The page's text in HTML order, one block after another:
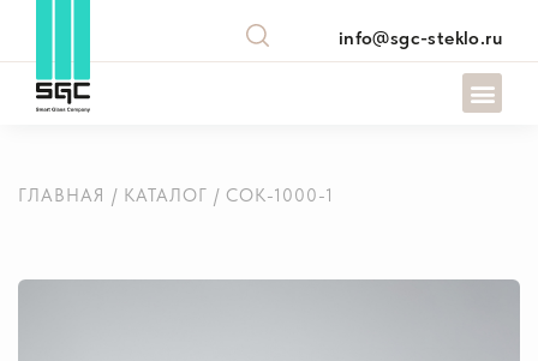
info@sgc-steklo.ru
ГЛАВНАЯ / КАТАЛОГ / СОК-1000-1